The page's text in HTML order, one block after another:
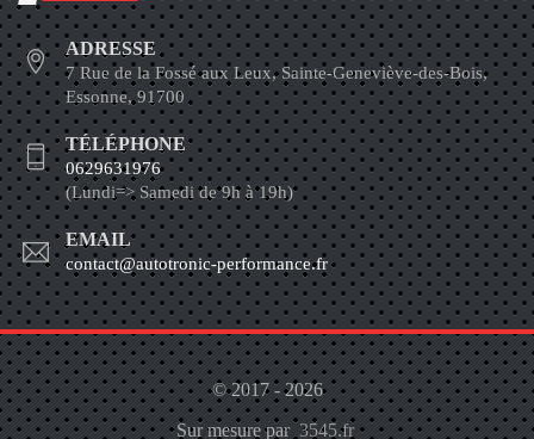
ADRESSE
7 Rue de la Fossé aux Leux, Sainte-Geneviève-des-Bois,
Essonne, 91700
TÉLÉPHONE
0629631976
(Lundi=> Samedi de 9h à 19h)
EMAIL
contact@autotronic-performance.fr
© 2017 - 2026
Sur mesure par 3545.fr